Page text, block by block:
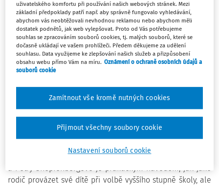
s dítětem
zvládnout volbu povolání? od autorek Andrey Csirke
a Petry Šnepfenbergové je praktickým návodem, jak jako
rodič provázet své dítě při volbě vyššího stupně školy, ale
uživatelského komfortu při používání našich webových stránek. Mezi
základní předpoklady patří např. aby správně fungovalo vyhledávání,
abychom vás neobtěžovali nevhodnou reklamou nebo abychom měli
dostatek podnětů, jak web vylepšovat. Proto od Vás potřebujeme
souhlas se zpracováním souborů cookies, tj. malých souborů, které se
dočasně ukládají ve vašem prohlížeči. Předem děkujeme za udělení
souhlasu. Data využijeme ke zlepšování našich služeb a přizpůsobení
obsahu webu přímo Vám na míru. Oznámení o ochraně osobních údajů a
souborů cookie
Nastavení souborů cookie
Zamítnout vše kromě nutných cookies
Přijmout všechny soubory cookie